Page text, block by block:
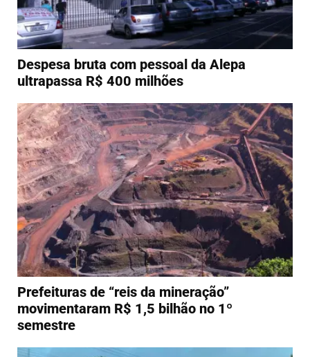
Despesa bruta com pessoal da Alepa
ultrapassa R$ 400 milhões
Prefeituras de “reis da mineração”
movimentaram R$ 1,5 bilhão no 1º
semestre